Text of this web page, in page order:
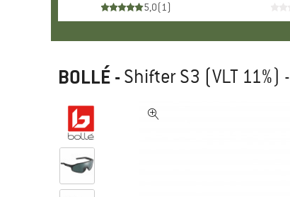
5,0(1)
BOLLÉ -Shifter S3 (VLT 11%)